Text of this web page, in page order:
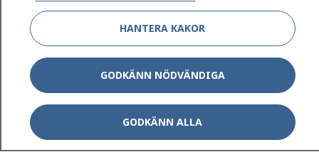
sjukdomar och vilka mottagningar du kan kontakta.
Logga in för att läsa din journal och göra dina
vårdärenden. Ring telefonnummer 1177 för
sjukvårdsrådgivning dygnet runt.
1177 ger dig råd när du vill må bättre.
HANTERA KAKOR
GODKÄNN NÖDVÄNDIGA
GODKÄNN ALLA